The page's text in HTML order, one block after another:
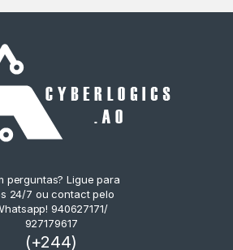
perguntas? Ligue para
24/7 ou contact pelo
940627171/
927179617
(+244)